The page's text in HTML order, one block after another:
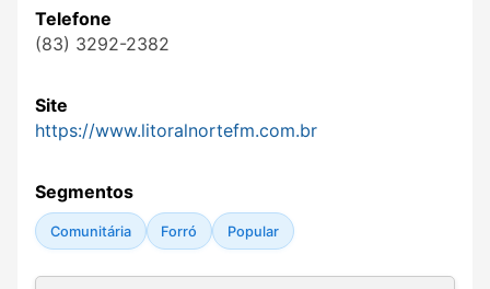
Telefone
(83) 3292-2382
Site
https://www.litoralnortefm.com.br
Segmentos
Comunitária Forró Popular